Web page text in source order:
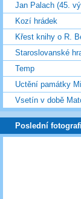
Jan Palach (45.
Kozí hrádek
Křest knihy o R.
Staroslovanské
Temp
Uctění památky
Vsetín v době
Poslední